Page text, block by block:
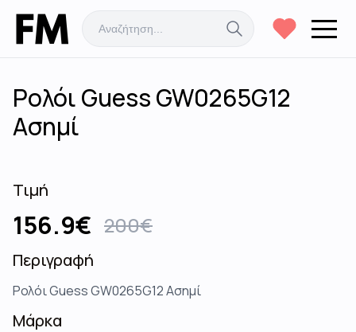
Ρολόι Guess GW0265G12
Ασημί
Τιμή
156.9€ 200€
Περιγραφή
Ρολόι Guess GW0265G12 Ασημί
Μάρκα